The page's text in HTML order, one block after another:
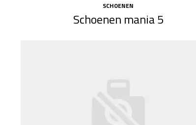
SCHOENEN
Schoenen mania 5